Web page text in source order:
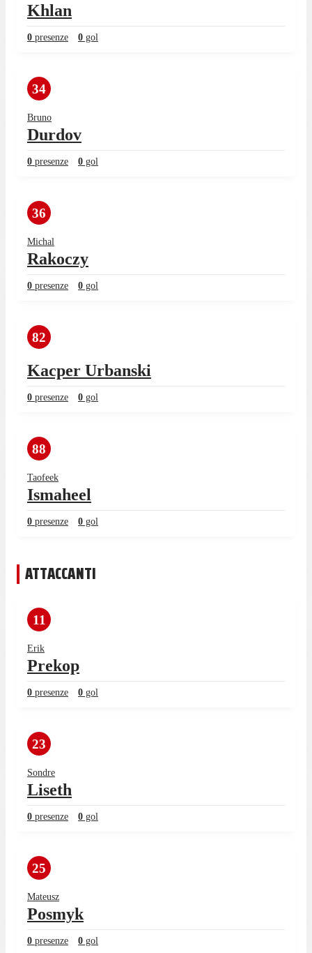
Khlan
0 presenze 0 gol
34
Bruno
Durdov
0 presenze 0 gol
36
Michal
Rakoczy
0 presenze 0 gol
82
Kacper Urbanski
0 presenze 0 gol
88
Taofeek
Ismaheel
0 presenze 0 gol
ATTACCANTI
11
Erik
Prekop
0 presenze 0 gol
23
Sondre
Liseth
0 presenze 0 gol
25
Mateusz
Posmyk
0 presenze 0 gol